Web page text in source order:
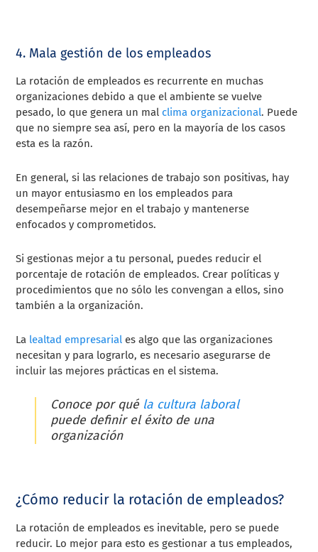
4. Mala gestión de los empleados
La rotación de empleados es recurrente en muchas
organizaciones debido a que el ambiente se vuelve
pesado, lo que genera un mal clima organizacional. Puede
que no siempre sea así, pero en la mayoría de los casos
esta es la razón.
En general, si las relaciones de trabajo son positivas, hay
un mayor entusiasmo en los empleados para
desempeñarse mejor en el trabajo y mantenerse
enfocados y comprometidos.
Si gestionas mejor a tu personal, puedes reducir el
porcentaje de rotación de empleados. Crear políticas y
procedimientos que no sólo les convengan a ellos, sino
también a la organización.
La lealtad empresarial es algo que las organizaciones
necesitan y para lograrlo, es necesario asegurarse de
incluir las mejores prácticas en el sistema.
Conoce por qué la cultura laboral
puede definir el éxito de una
organización
¿Cómo reducir la rotación de empleados?
La rotación de empleados es inevitable, pero se puede
reducir. Lo mejor para esto es gestionar a tus empleados,